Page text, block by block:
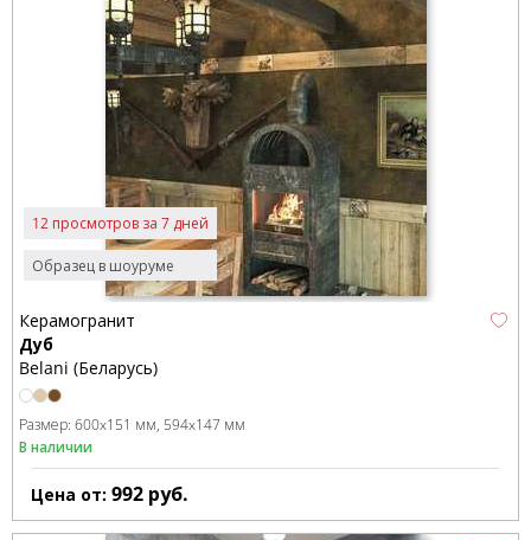
Образец в шоуруме
12 просмотров за 7 дней
Керамогранит
Дуб
Belani (Беларусь)
Размер: 600x151 мм 594x147 мм
В наличии
Цена от: 992 руб.